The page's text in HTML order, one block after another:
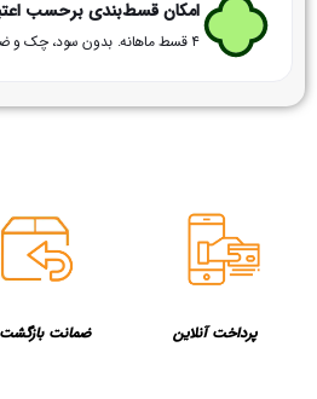
امکان قسط‌بندی برحسب
۴ قسط ماهانه. بدون سود، چک و ضامن.
پرداخت آنلاین ضمانت بازگشت